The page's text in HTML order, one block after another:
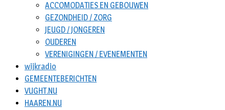
ACCOMODATIES EN GEBOUWEN
GEZONDHEID / ZORG
JEUGD / JONGEREN
OUDEREN
VERENIGINGEN / EVENEMENTEN
wijkradio
GEMEENTEBERICHTEN
VUGHT.NU
HAAREN.NU